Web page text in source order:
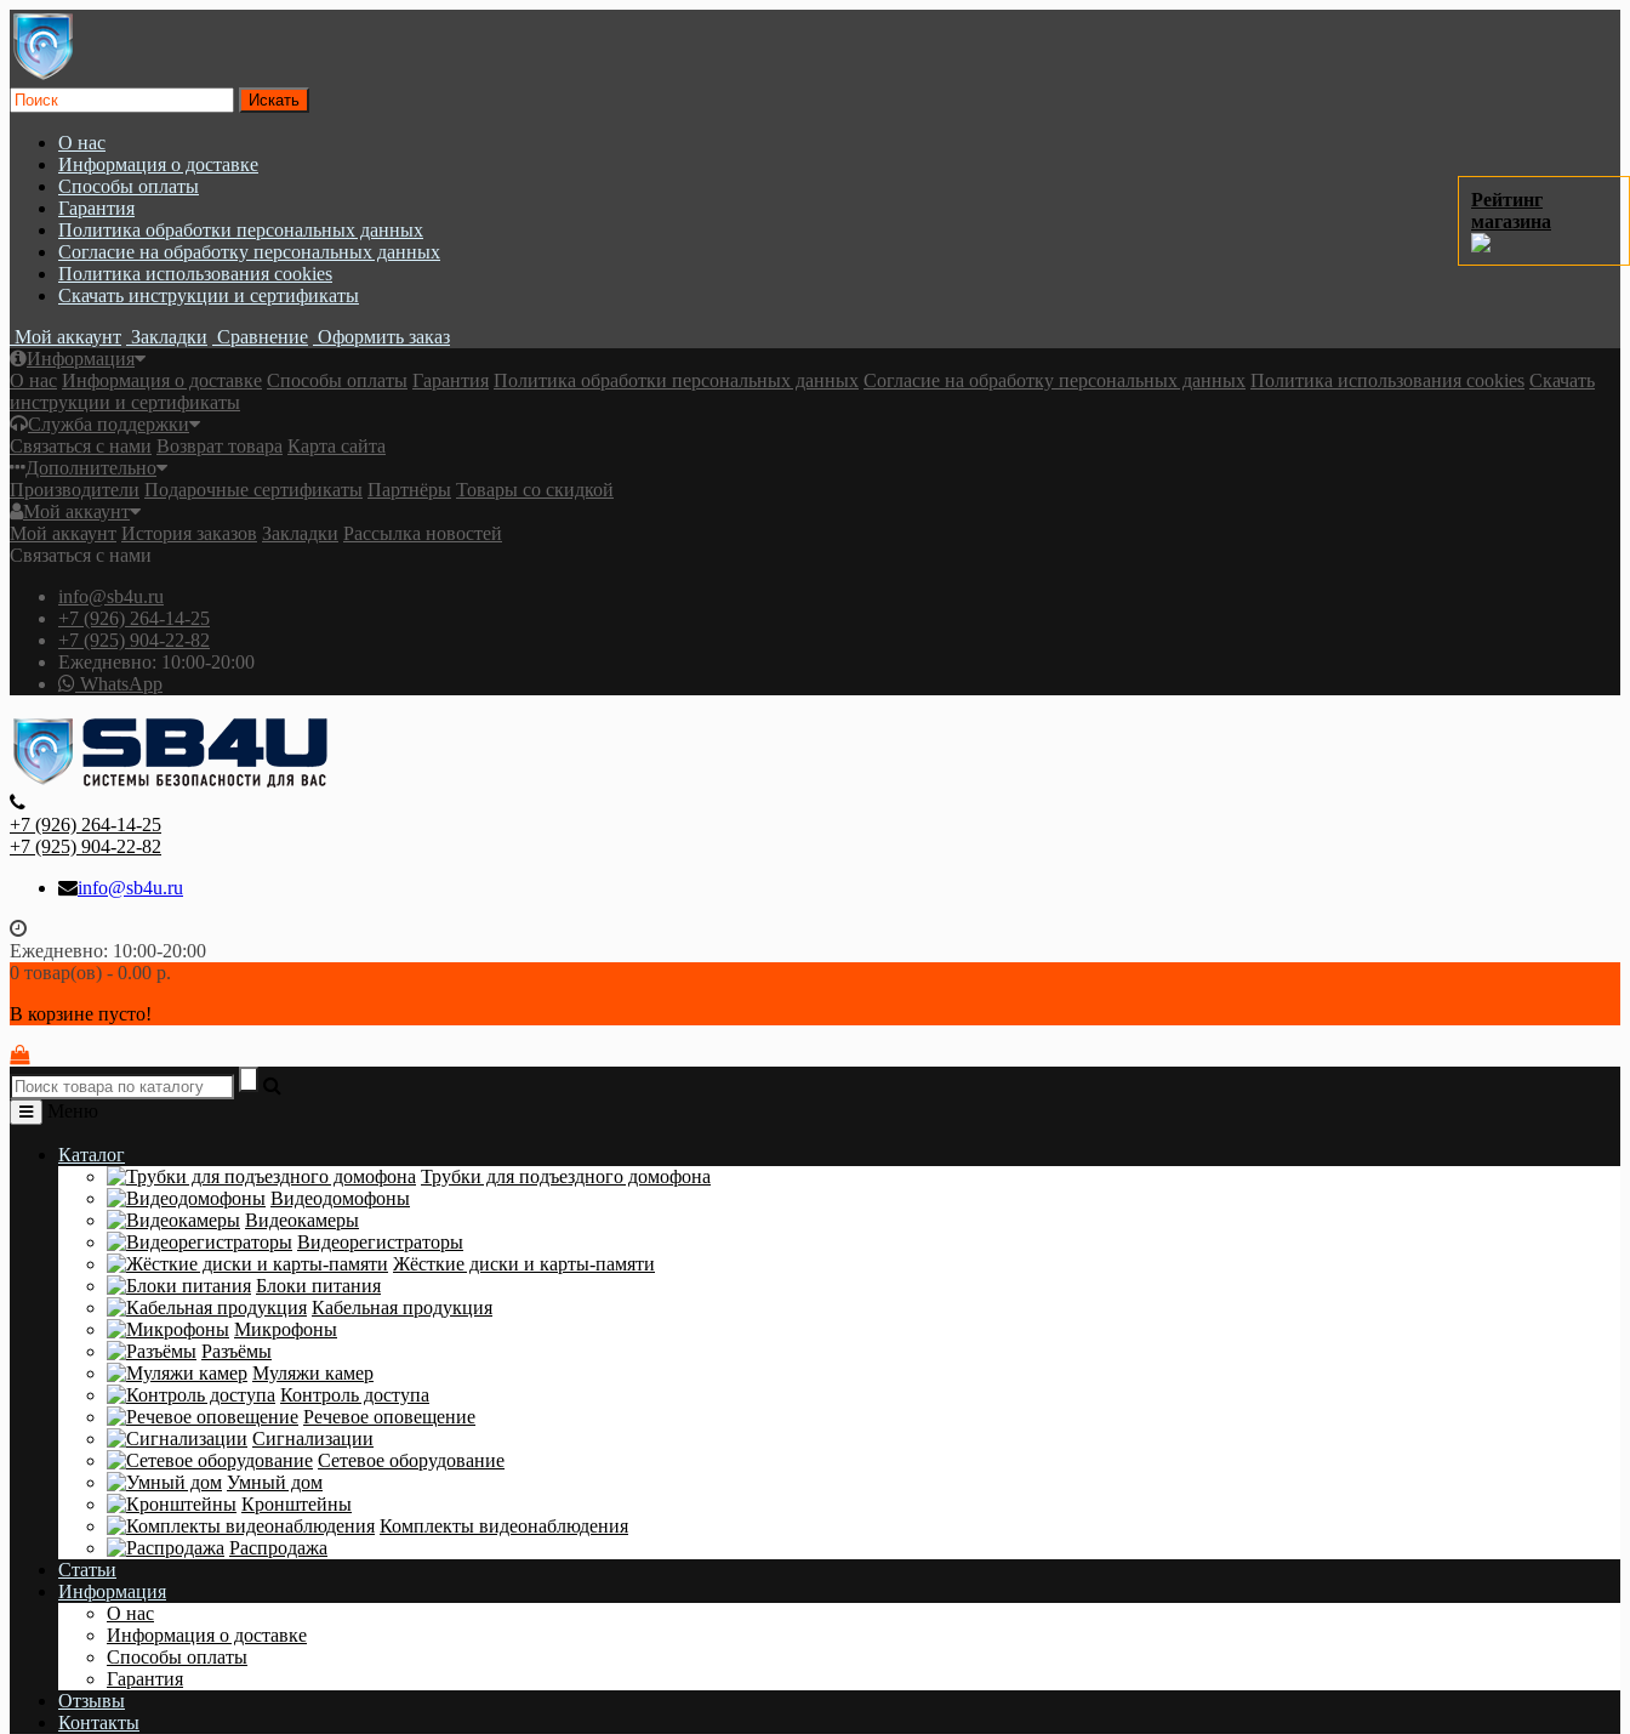
О нас
Информация о доставке
Cпособы оплаты
Гарантия
Политика обработки персональных данных
Согласие на обработку персональных данных
Политика использования cookies
Скачать инструкции и сертификаты
Мой аккаунт Закладки Сравнение Оформить заказ
Информация
О нас Информация о доставке Cпособы оплаты Гарантия Политика обработки персональных данных Согласие на обработку персональных данных Политика использования cookies Скачать
инструкции и сертификаты
Служба поддержки
Связаться с нами Возврат товара Карта сайта
Дополнительно
Производители Подарочные сертификаты Партнёры Товары со скидкой
Мой аккаунт
Мой аккаунт История заказов Закладки Рассылка новостей
Связаться с нами
info@sb4u.ru
+7 (926) 264-14-25
+7 (925) 904-22-82
Ежедневно: 10:00-20:00
WhatsApp
+7 (926) 264-14-25
+7 (925) 904-22-82
info@sb4u.ru
Ежедневно: 10:00-20:00
0 товар(ов) - 0.00 р.
В корзине пусто!
Каталог
Трубки для подъездного домофона
Видеодомофоны
Видеокамеры
Видеорегистраторы
Жёсткие диски и карты-памяти
Блоки питания
Кабельная продукция
Микрофоны
Разъёмы
Муляжи камер
Контроль доступа
Речевое оповещение
Сигнализации
Сетевое оборудование
Умный дом
Кронштейны
Комплекты видеонаблюдения
Распродажа
Статьи
Информация
О нас
Информация о доставке
Cпособы оплаты
Гарантия
Отзывы
Контакты
Рейтинг
магазина